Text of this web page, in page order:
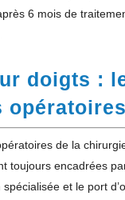
6 mois de
doigts :
opératoires
de la
toujours encadrées
et le port